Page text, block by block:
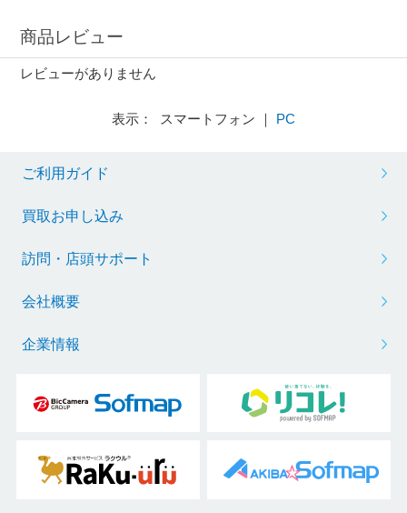
商品レビュー
レビューがありません
表示： スマートフォン ｜ PC
ご利用ガイド
買取お申し込み
訪問・店頭サポート
会社概要
企業情報